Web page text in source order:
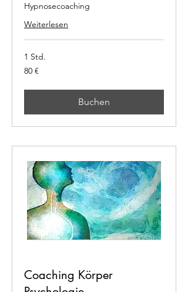
Hypnosecoaching
Weiterlesen
1 Std.
80
Euro
80 €
Buchen
Coaching Körper